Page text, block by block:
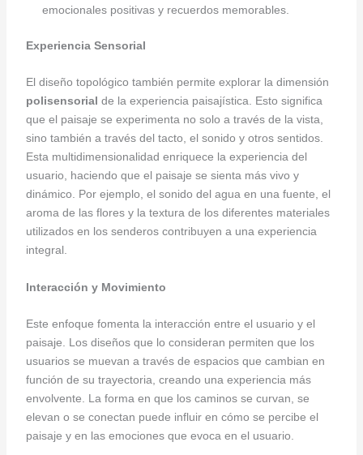
emocionales positivas y recuerdos memorables.
Experiencia Sensorial
El diseño topológico también permite explorar la dimensión
polisensorial de la experiencia paisajística. Esto significa
que el paisaje se experimenta no solo a través de la vista,
sino también a través del tacto, el sonido y otros sentidos.
Esta multidimensionalidad enriquece la experiencia del
usuario, haciendo que el paisaje se sienta más vivo y
dinámico. Por ejemplo, el sonido del agua en una fuente, el
aroma de las flores y la textura de los diferentes materiales
utilizados en los senderos contribuyen a una experiencia
integral.
Interacción y Movimiento
Este enfoque fomenta la interacción entre el usuario y el
paisaje. Los diseños que lo consideran permiten que los
usuarios se muevan a través de espacios que cambian en
función de su trayectoria, creando una experiencia más
envolvente. La forma en que los caminos se curvan, se
elevan o se conectan puede influir en cómo se percibe el
paisaje y en las emociones que evoca en el usuario.